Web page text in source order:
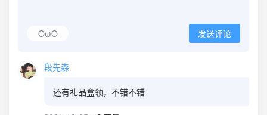
OωO 发送评论
段先森
还有礼品盒领，不错不错